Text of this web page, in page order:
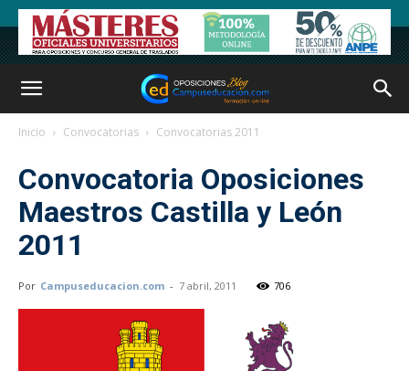
Inicio Convocatorias Convocatorias 2011
Convocatoria Oposiciones
Maestros Castilla y León
2011
Por Campuseducacion.com - 7 abril, 2011 706